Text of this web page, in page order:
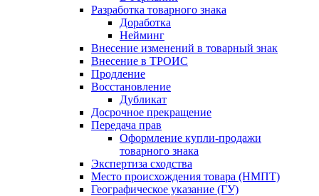
Разработка товарного знака
Доработка
Нейминг
Внесение изменений в товарный знак
Внесение в ТРОИС
Продление
Восстановление
Дубликат
Досрочное прекращение
Передача прав
Оформление купли-продажи
товарного знака
Экспертиза сходства
Место происхождения товара (НМПТ)
Географическое указание (ГУ)